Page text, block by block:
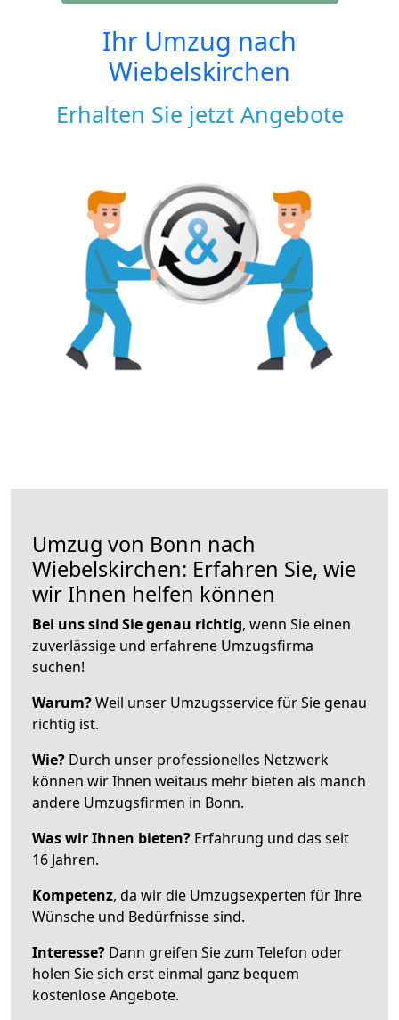
Ihr Umzug nach
Wiebelskirchen
Erhalten Sie jetzt Angebote
Umzug von Bonn nach
Wiebelskirchen: Erfahren Sie, wie
wir Ihnen helfen können
Bei uns sind Sie genau richtig, wenn Sie einen
zuverlässige und erfahrene Umzugsfirma
suchen!
Warum?Weil unser Umzugsservice für Sie genau
richtig ist.
Wie? Durch unser professionelles Netzwerk
können wir Ihnen weitaus mehr bieten als manch
andere Umzugsfirmen in Bonn.
Was wir Ihnen bieten? Erfahrung und das seit
16 Jahren.
Kompetenz, da wir die Umzugsexperten für Ihre
Wünsche und Bedürfnisse sind.
Interesse? Dann greifen Sie zum Telefon oder
holen Sie sich erst einmal ganz bequem
kostenlose Angebote.